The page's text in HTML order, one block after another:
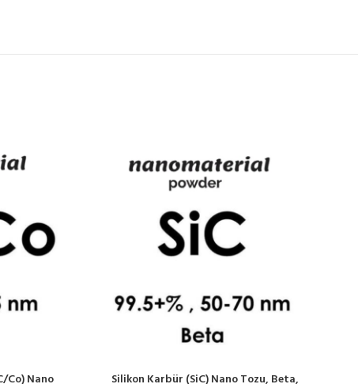
Co) Nano Silikon Karbür (SiC) Nano Tozu, Beta,